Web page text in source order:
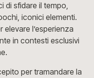
di sfidare il tempo,
iconici elementi.
l’esperienza
in contesti esclusivi
per tramandare la